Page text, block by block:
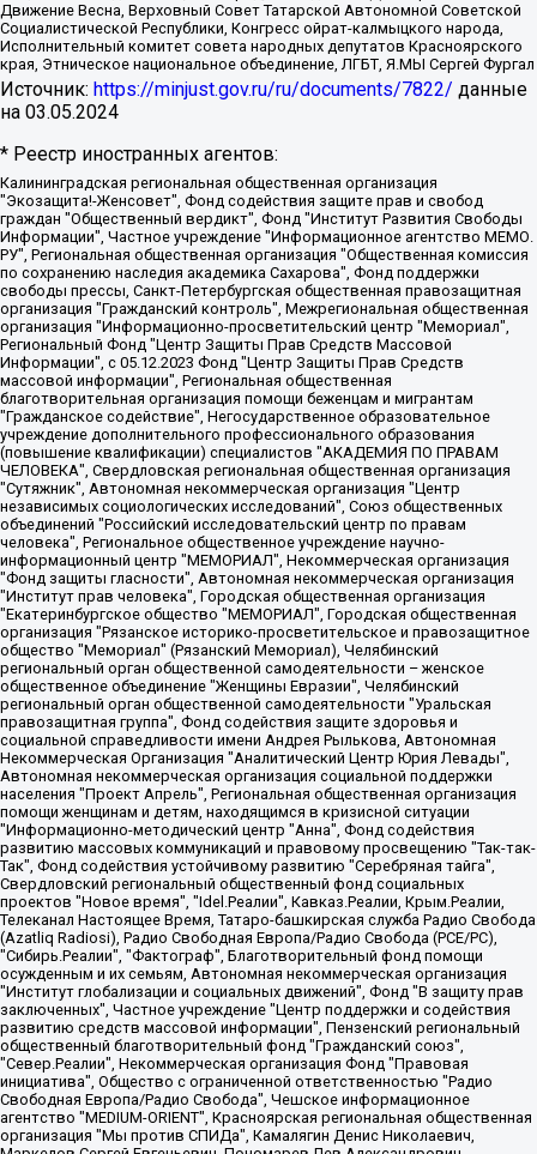
Движение Весна, Верховный Совет Татарской Автономной Советской
Социалистической Республики, Конгресс ойрат-калмыцкого народа,
Исполнительный комитет совета народных депутатов Красноярского
края, Этническое национальное объединение, ЛГБТ, Я.МЫ Сергей Фургал
Источник: https://minjust.gov.ru/ru/documents/7822/ данные
на 03.05.2024
* Реестр иностранных агентов:
Калининградская региональная общественная организация "Экозащита!-Женсовет", Фонд содействия защите прав и свобод граждан "Общественный вердикт", Фонд "Институт Развития Свободы Информации", Частное учреждение "Информационное агентство МЕМО. РУ", Региональная общественная организация "Общественная комиссия по сохранению наследия академика Сахарова", Фонд поддержки свободы прессы, Санкт-Петербургская общественная правозащитная организация "Гражданский контроль", Межрегиональная общественная организация "Информационно-просветительский центр "Мемориал", Региональный Фонд "Центр Защиты Прав Средств Массовой Информации", с 05.12.2023 Фонд "Центр Защиты Прав Средств массовой информации", Региональная общественная благотворительная организация помощи беженцам и мигрантам "Гражданское содействие", Негосударственное образовательное учреждение дополнительного профессионального образования (повышение квалификации) специалистов "АКАДЕМИЯ ПО ПРАВАМ ЧЕЛОВЕКА", Свердловская региональная общественная организация "Сутяжник", Автономная некоммерческая организация "Центр независимых социологических исследований", Союз общественных объединений "Российский исследовательский центр по правам человека", Региональное общественное учреждение научно-информационный центр "МЕМОРИАЛ", Некоммерческая организация "Фонд защиты гласности", Автономная некоммерческая организация "Институт прав человека", Городская общественная организация "Екатеринбургское общество "МЕМОРИАЛ", Городская общественная организация "Рязанское историко-просветительское и правозащитное общество "Мемориал" (Рязанский Мемориал), Челябинский региональный орган общественной самодеятельности – женское общественное объединение "Женщины Евразии", Челябинский региональный орган общественной самодеятельности "Уральская правозащитная группа", Фонд содействия защите здоровья и социальной справедливости имени Андрея Рылькова, Автономная Некоммерческая Организация "Аналитический Центр Юрия Левады", Автономная некоммерческая организация социальной поддержки населения "Проект Апрель", Региональная общественная организация помощи женщинам и детям, находящимся в кризисной ситуации "Информационно-методический центр "Анна", Фонд содействия развитию массовых коммуникаций и правовому просвещению "Так-так-Так", Фонд содействия устойчивому развитию "Серебряная тайга", Свердловский региональный общественный фонд социальных проектов "Новое время", "Idel.Реалии", Кавказ.Реалии, Крым.Реалии, Телеканал Настоящее Время, Татаро-башкирская служба Радио Свобода (Azatliq Radiosi), Радио Свободная Европа/Радио Свобода (PCE/PC), "Сибирь.Реалии", "Фактограф", Благотворительный фонд помощи осужденным и их семьям, Автономная некоммерческая организация "Институт глобализации и социальных движений", Фонд "В защиту прав заключенных", Частное учреждение "Центр поддержки и содействия развитию средств массовой информации", Пензенский региональный общественный благотворительный фонд "Гражданский союз", "Север.Реалии", Некоммерческая организация Фонд "Правовая инициатива", Общество с ограниченной ответственностью "Радио Свободная Европа/Радио Свобода", Чешское информационное агентство "MEDIUM-ORIENT", Красноярская региональная общественная организация "Мы против СПИДа", Камалягин Денис Николаевич, Маркелов Сергей Евгеньевич, Пономарев Лев Александрович, Савицкая Людмила Алексеевна, Автономная некоммерческая организация "Центр по работе с проблемой насилия "НАСИЛИЮ.НЕТ", Межрегиональный профессиональный союз работников здравоохранения "Альянс врачей", Юридическое лицо, зарегистрированное в Латвийской Республике, SIA "Medusa Project" (регистрационный номер 40103797863, дата регистрации 10.06.2014), Некоммерческая организация "Фонд по борьбе с коррупцией", Автономная некоммерческая организация "Институт права и публичной политики", Баданин Роман Сергеевич, Гликин Максим Александрович, Железнова Мария Михайловна, Лукьянова Юлия Сергеевна, Маетная Елизавета Витальевна, Маняхин Петр Борисович, Чуракова Ольга Владимировна, Ярош Юлия Петровна, Юридическое лицо "The Insider SIA", зарегистрированное в Риге, Латвийская Республика (дата регистрации 26.06.2015), являющееся администратором доменного имени интернет-издания "The Insider SIA", https://theins.ru, Постернак Алексей Евгеньевич, Рубин Михаил Аркадьевич, Анин Роман Александрович, Юридическое лицо Istories fonds, зарегистрированное в Латвийской Республике (регистрационный номер 50008295751, дата регистрации 24.02.2020), Великовский Дмитрий Александрович, Долинина Ирина Николаевна, Мароховская Алеся Алексеевна, Шлейнов Роман Юрьевич, Шмагун Олеся Валентиновна, Общество с ограниченной ответственностью "Альтаир 2021", Общество с ограниченной ответственностью "Вега 2021", Общество с ограниченной ответственностью "Главный редактор 2021", Общество с ограниченной ответственностью "Ромашки монолит", Важенков Артем Валерьевич, Ивановская областная общественная организация "Центр гендерных исследований", Гурман Юрий Альбертович, Медиапроект "ОВД-Инфо", Егоров Владимир Владимирович, Жилинский Владимир Александрович, Общество с ограниченной ответственностью "ЗП", Иванова София Юрьевна, Карезина Инна Павловна, Кильтау Екатерина Викторовна, Петров Алексей Викторович, Пискунов Сергей Евгеньевич, Смирнов Сергей Сергеевич, Тихонов Михаил Сергеевич, Общество с ограниченной ответственностью "ЖУРНАЛИСТ-ИНОСТРАННЫЙ АГЕНТ", Арапова Галина Юрьевна, Вольтская Татьяна Анатольевна, Американская компания "Mason G.E.S. Anonymous Foundation" (США), являющаяся владельцем интернет-издания https://mnews.world/, Компания "Stichting Bellingcat", зарегистрированная в Нидерландах (дата регистрации 11.07.2018), Захаров Андрей Вячеславович, Клепиковская Екатерина Дмитриевна, Общество с ограниченной ответственностью "МЕМО", Перл Роман Александрович, Симонов Евгений Алексеевич, Соловьева Елена Анатольевна, Сотников Даниил Владимирович, Сурначева Елизавета Дмитриевна, Автономная некоммерческая организация по защите прав человека и информированию населения "Якутия – Наше Мнение", Общество с ограниченной ответственностью "Москоу диджитал медиа", с 26.01.2023 Общество с ограниченной ответственностью "Чайка Белые сады", Ветошкина Валерия Валерьевна, Заговора Максим Александрович, Межрегиональное общественное движение "Российская ЛГБТ - сеть", Оленичев Максим Владимирович, Павлов Иван Юрьевич, Скворцова Елена Сергеевна, Общество с ограниченной ответственностью "Как бы инагент", Кочетков Игорь Викторович, Общество с ограниченной ответственностью "Честные выборы", Еланчик Олег Александрович, Общество с ограниченной ответственностью "Нобелевский призыв", Гималова Регина Эмилевна, Григорьев Андрей Валерьевич, Григорьева Алина Александровна, Ассоциация по содействию защите прав призывников, альтернативнослужащих и военнослужащих "Правозащитная группа "Гражданин.Армия.Право", Хисамова Регина Фаритовна, Автономная некоммерческая организация по реализации социально-правовых программ "Лилит", Дальневосточное общественное движение "Маяк", Санкт-Петербургская ЛГБТ-инициативная группа "Выход", Инициативная группа ЛГБТ+ "Реверс", Алексеев Андрей Викторович, Бекбулатова Таисия Львовна, Беляев Иван Михайлович, Владыкина Елена Сергеевна, Гельман Марат Александрович, Никульшина Вероника Юрьевна, Толоконникова Надежда Андреевна, Шендерович Виктор Анатольевич, Общество с ограниченной ответственностью "Данное сообщение", Общество с ограниченной ответственностью Издательский дом "Новая глава", Айнбиндер Александра Александровна, Московский комьюнити-центр для ЛГБТ+инициатив, Благотворительный фонд развития филантропии, Deutsche Welle (Германия, Kurt-Schumacher-Strasse 3, 53113 Bonn), Борзунова Мария Михайловна, Воробьев Виктор Викторович, Голубева Анна Львовна, Константинова Алла Михайловна, Малкова Ирина Владимировна, Мурадов Мурад Абдулгалимович, Осетинская Елизавета Николаевна, Понасенков Евгений Николаевич, Ганапольский Матвей Юрьевич, Киселев Евгений Алексеевич, Борухович Ирина Григорьевна, Дремин Иван Тимофеевич, Дубровский Дмитрий Викторович, Красноярская региональная общественная организация поддержки и развития альтернативных образовательных технологий и межкультурных коммуникаций "ИНТЕРРА", Маяковская Екатерина Алексеевна, Фейгин Марк Захарович, Филимонов Андрей Викторович, Дзугкоева Регина Николаевна, Доброхотов Роман Александрович, Дудь Юрий Александрович, Елкин Сергей Владимирович, Кругликов Кирилл Игоревич, Сабунаева Мария Леонидовна, Семенов Алексей Владимирович, Шаинян Карен Багратович, Шульман Екатерина Михайловна, Асафьев Артур Валерьевич, Вахштайн Виктор Семенович, Венедиктов Алексей Алексеевич, Лушникова Екатерина Евгеньевна, Волков Леонид Михайлович, Невзоров Александр Глебович, Пархоменко Сергей Борисович, Сироткин Ярослав Николаевич, Кара-Мурза Владимир Владимирович, Баранова Наталья Владимировна, Гозман Леонид Яковлевич, Кагарлицкий Борис Юльевич, Климарев Михаил Валерьевич, Милов Владимир Станиславович, Автономная некоммерческая организация Краснодарский центр современного искусства "Типография", Моргенштерн Алишер Тагирович, Соболь Любовь Эдуардовна, Общество с ограниченной ответственностью "ЛИЗА НОРМ", Каспаров Гарри Кимович, Ходорковский Михаил Борисович, Общество с ограниченной ответственностью "Апрельские тезисы", Данилович Ирина Брониславовна, Кашин Олег Владимирович, Петров Николай Владимирович, Пивоваров Алексей Владимирович, Соколов Михаил Владимирович, Цветкова Юлия Владимировна, Чичваркин Евгений Александрович, Комитет против пыток/Команда против пыток, Общество с ограниченной ответственностью "Первый научный", Общество с ограниченной ответственностью "Вертолет и ко", Белоцерковская Вероника Борисовна, Кац Максим Евгеньевич, Лазарева Татьяна Юрьевна, Шаведдинов Руслан Табризович, Яшин Илья Валерьевич, Общество с ограниченной ответственностью "Иноагент ААВ", Алешковский Дмитрий Петрович, Альбац Евгения Марковна, Быков Дмитрий Львович, Галямина Юлия Евгеньевна, Лойко Сергей Леонидович, Мартынов Кирилл Константинович, Медведев Сергей Александрович, Крашенинников Федор Геннадиевич, Гордеева Катерина Вл